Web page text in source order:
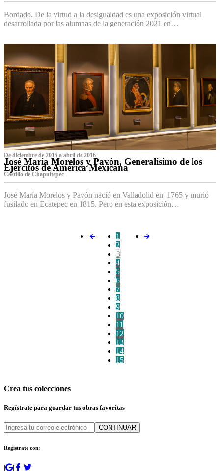
Bordado. De la virtud a la desigualdad es una exposición virtual
desarrollada por las alumnas de la generación 2021 en…
De diciembre de 2015 a abril de 2016
José María Morelos y Pavón, Generalísimo de los
Ejércitos de América Mexicana
C‌astillo de Chapultepec
José María Morelos y Pavón nació en Valladolid en 1765 y murió
fusilado en Ecatepec en 1815. Pero en esta exposición…
1
2
3
4
5
6
7
8
9
10
11
12
13
14
15
Crea tus colecciones
Regístrate para guardar tus obras favoritas
CONTINUAR
Regístrate con:
| | | |